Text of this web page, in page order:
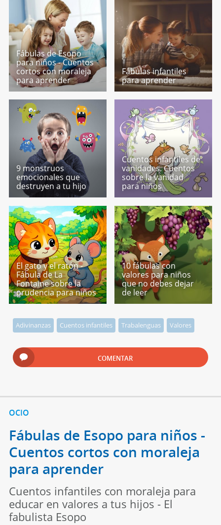
Fábulas de Esopo
para niños - Cuentos
cortos con moraleja
para aprender
Fábulas infantiles
para aprender
9 monstruos
emocionales que
destruyen a tu hijo
Cuentos infantiles de
vanidades. Cuentos
sobre la vanidad
para niños
El gato y el ratón -
Fábula de La
Fontaine sobre la
prudencia para niños
10 fábulas con
valores para niños
que no debes dejar
de leer
Adivinanzas Cuentos infantiles Trabalenguas Valores
COMENTAR
OCIO
Fábulas de Esopo para niños -
Cuentos cortos con moraleja
para aprender
Cuentos infantiles con moraleja para
educar en valores a tus hijos - El
fabulista Esopo